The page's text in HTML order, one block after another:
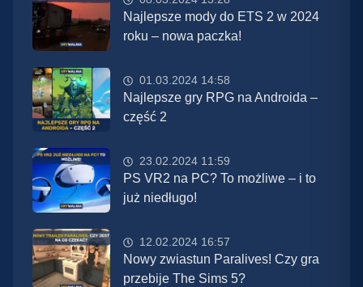
Najlepsze mody do ETS 2 w 2024
roku – nowa paczka!
01.03.2024 14:58
Najlepsze gry RPG na Androida –
część 2
23.02.2024 11:59
PS VR2 na PC? To możliwe – i to
już niedługo!
12.02.2024 16:57
Nowy zwiastun Paralives! Czy gra
przebije The Sims 5?